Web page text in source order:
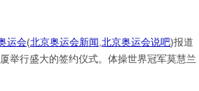
运会(北京奥运会新闻 北京奥运会说吧)报道
举行盛大的签约仪式。体操世界冠军莫慧兰